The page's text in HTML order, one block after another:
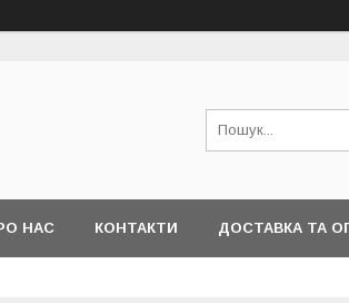
НАС КОНТАКТИ ДОСТАВКА ТА